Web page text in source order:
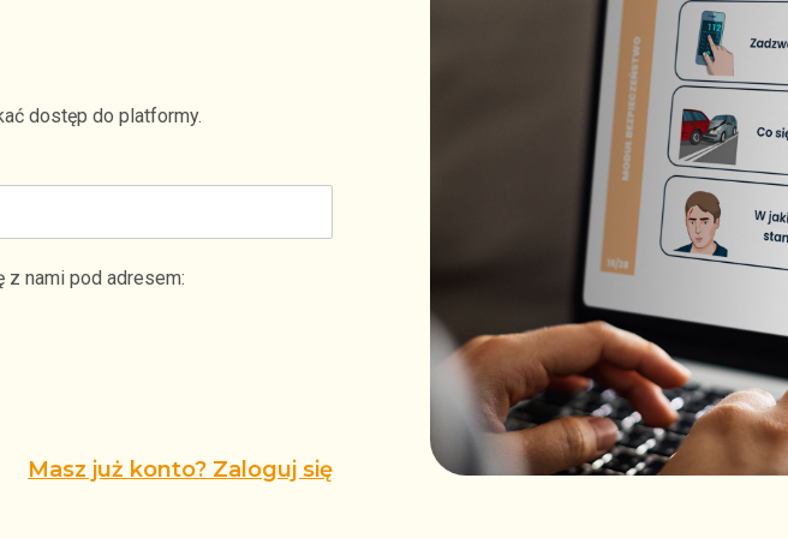
dostęp do platformy.
z nami pod adresem:
Masz już konto? Zaloguj się